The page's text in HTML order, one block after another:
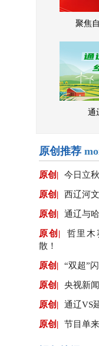
聚焦
通
原创推荐
原创| 今日立
原创| 西辽河
原创| 通辽与
原创|
哲里木
散！
原创| “双超”
原创| 央视新
原创| 通辽VS
原创| 节目单来